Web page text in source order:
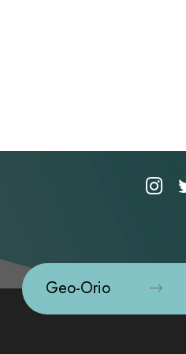
Geo-Orio